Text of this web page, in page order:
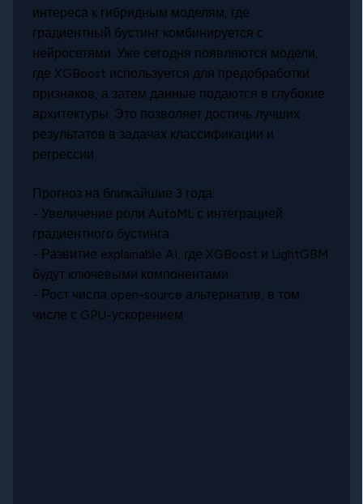
интереса к гибридным моделям, где
градиентный бустинг комбинируется с
нейросетями. Уже сегодня появляются модели,
где XGBoost используется для предобработки
признаков, а затем данные подаются в глубокие
архитектуры. Это позволяет достичь лучших
результатов в задачах классификации и
регрессии.
Прогноз на ближайшие 3 года:
- Увеличение роли AutoML с интеграцией
градиентного бустинга
- Развитие explainable AI, где XGBoost и LightGBM
будут ключевыми компонентами
- Рост числа open-source альтернатив, в том
числе с GPU-ускорением